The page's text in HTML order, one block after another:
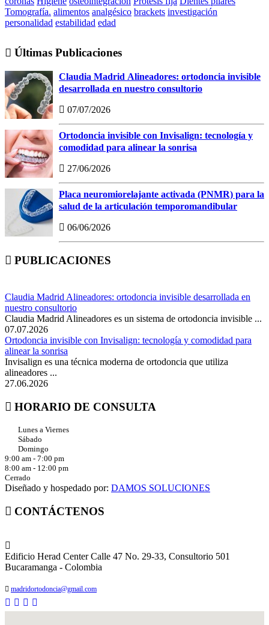
Tomografía. alimentos analgésico brackets investigación
personalidad estabilidad edad
Últimas Publicaciones
Claudia Madrid Alineadores: ortodoncia invisible
desarrollada en nuestro consultorio
07/07/2026
Ortodoncia invisible con Invisalign: tecnología y
comodidad para alinear la sonrisa
27/06/2026
Placa neuromiorelajante activada (PNMR) para la
salud de la articulación temporomandibular
06/06/2026
PUBLICACIONES
Claudia Madrid Alineadores: ortodoncia invisible desarrollada en
nuestro consultorio
Claudia Madrid Alineadores es un sistema de ortodoncia invisible ...
07.07.2026
Ortodoncia invisible con Invisalign: tecnología y comodidad para
alinear la sonrisa
Invisalign es una técnica moderna de ortodoncia que utiliza
alineadores ...
27.06.2026
HORARIO DE CONSULTA
Lunes a Viernes
Sábado
Domingo
9:00 am - 7:00 pm
8:00 am - 12:00 pm
Cerrado
Diseñado y hospedado por: DAMOS SOLUCIONES
CONTÁCTENOS
Edificio Herad Center Calle 47 No. 29-33, Consultorio 501
Bucaramanga - Colombia
madridortodoncia@gmail.com